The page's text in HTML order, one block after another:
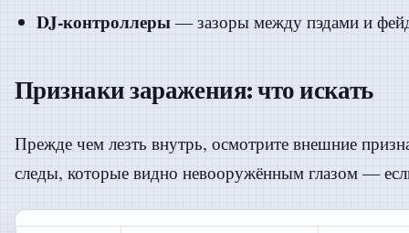
DJ-контроллеры — зазоры между пэдами и
Признаки заражения: что искать
Прежде чем лезть внутрь, осмотрите внешние
следы, которые видно невооружённым глазом —